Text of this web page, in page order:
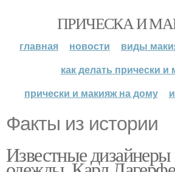
ПРИЧЕСКА И
главная новости
виды
как делать прически и
прически и макияж на дому
Факты из истории
Известные